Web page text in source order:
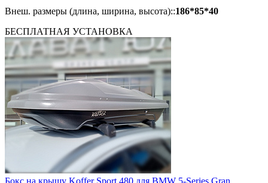
Внеш. размеры (длина, ширина, высота)::186*85*40
БЕСПЛАТНАЯ УСТАНОВКА
Бокс на крышу Koffer Sport 480 для BMW 5-Series Gran